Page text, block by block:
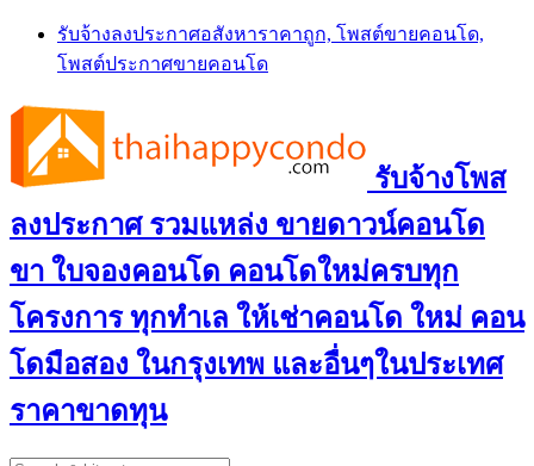
Skip
content
รับจ้างลงประกาศอสังหาราคาถูก, โพสต์ขายคอนโด,
โพสต์ประกาศขายคอนโด
รับจ้างโพส
ลงประกาศ รวมแหล่ง ขายดาวน์คอนโด
ขา ใบจองคอนโด คอนโดใหม่ครบทุก
โครงการ ทุกทำเล ให้เช่าคอนโด ใหม่ คอน
โดมือสอง ในกรุงเทพ และอื่นๆในประเทศ
ราคาขาดทุน